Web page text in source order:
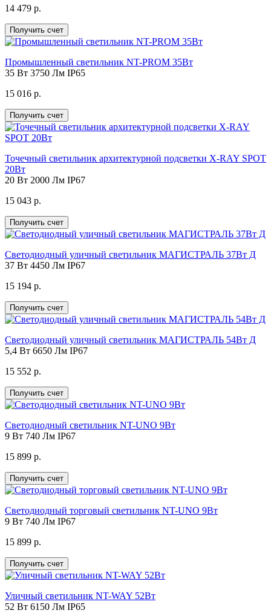
14 479 р.
Получить счет
Промышленный светильник NT-PROM 35Вт
35 Вт 3750 Лм IP65
15 016 р.
Получить счет
Точечный светильник архитектурной подсветки X-RAY SPOT
20Вт
20 Вт 2000 Лм IP67
15 043 р.
Получить счет
Светодиодный уличный светильник МАГИСТРАЛЬ 37Вт Д
37 Вт 4450 Лм IP67
15 194 р.
Получить счет
Светодиодный уличный светильник МАГИСТРАЛЬ 54Вт Д
5,4 Вт 6650 Лм IP67
15 552 р.
Получить счет
Светодиодный светильник NT-UNO 9Вт
9 Вт 740 Лм IP67
15 899 р.
Получить счет
Светодиодный торговый светильник NT-UNO 9Вт
9 Вт 740 Лм IP67
15 899 р.
Получить счет
Уличный светильник NT-WAY 52Вт
52 Вт 6150 Лм IP65